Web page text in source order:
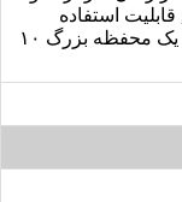
استفاده
بصورت دو مخزن جداگانه یا یک محفظه بزرگ ۱۰